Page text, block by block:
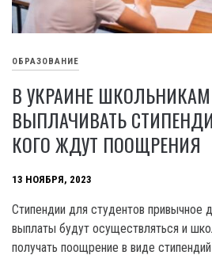
ОБРАЗОВАНИЕ
В УКРАИНЕ
ВЫПЛАЧИВАТЬ
КОГО ЖДУТ ПООЩРЕНИЯ
13 НОЯБРЯ, 2023
Стипендии для студентов привычное
выплаты будут осуществляться и
получать поощрение в виде